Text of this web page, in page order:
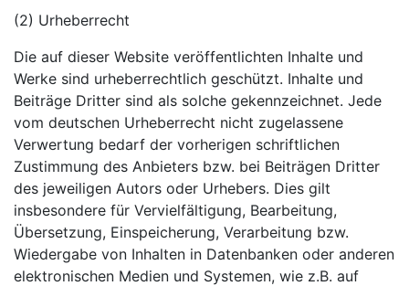
(2) Urheberrecht
Die auf dieser Website veröffentlichten Inhalte und
Werke sind urheberrechtlich geschützt. Inhalte und
Beiträge Dritter sind als solche gekennzeichnet. Jede
vom deutschen Urheberrecht nicht zugelassene
Verwertung bedarf der vorherigen schriftlichen
Zustimmung des Anbieters bzw. bei Beiträgen Dritter
des jeweiligen Autors oder Urhebers. Dies gilt
insbesondere für Vervielfältigung, Bearbeitung,
Übersetzung, Einspeicherung, Verarbeitung bzw.
Wiedergabe von Inhalten in Datenbanken oder anderen
elektronischen Medien und Systemen, wie z.B. auf